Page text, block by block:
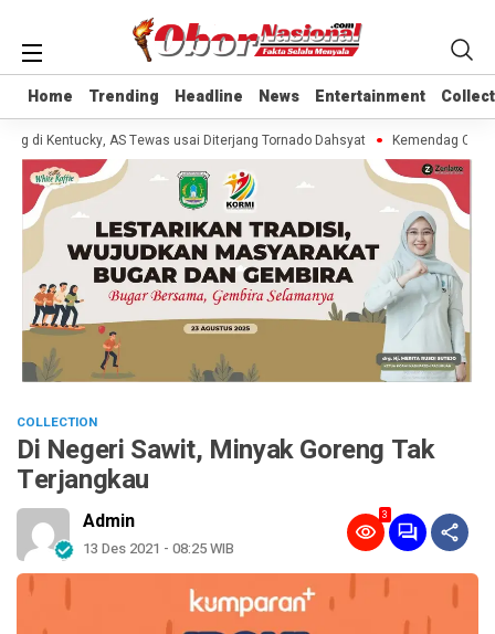
Home Trending Headline News Entertainment
Home Trending Headline News Entertainment
di Kentucky, AS Tewas usai Diterjang Tornado Dahsyat Kemendag Cabut
COLLECTION
Di Negeri Sawit, Minyak Goreng Tak
Terjangkau
Admin
13 Des 2021 - 08:25 WIB
3